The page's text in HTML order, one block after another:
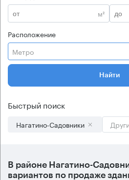
м²
Расположение
Метро
Найти
Быстрый поиск
Нагатино-Садовники
В районе Нагатино-
вариантов по продаже